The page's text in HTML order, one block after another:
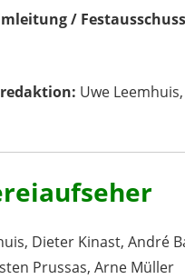
/
Uwe
Dieter Kinast, André
Prussas, Arne Müller